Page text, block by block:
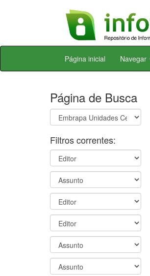
Skip
Página inicial Navegar
Página de Busca
Filtros correntes: